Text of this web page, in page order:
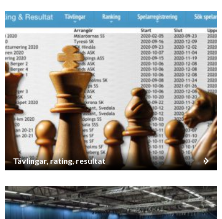
Tävlingar, rating, resultat